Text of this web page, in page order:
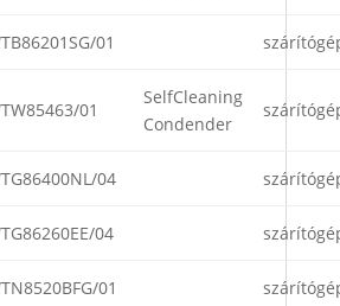
01
01
SelfCleaning
Condender
04
04
01